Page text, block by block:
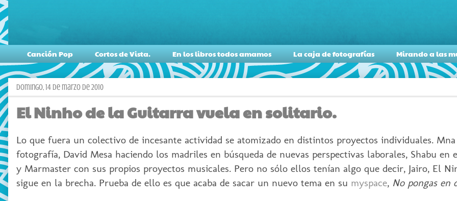
Canción Pop Cortos de Vista. En los libros todos amamos La caja de fotografías Mirando a las
domingo, 14 de marzo de 2010
El Ninho de la Guitarra vuela en solitario.
Lo que fuera un colectivo de incesante actividad se atomizado en distintos proyectos individuales.
fotografía, David Mesa haciendo los madriles en búsqueda de nuevas perspectivas laborales, Shabu en
y Marmaster con sus propios proyectos musicales. Pero no sólo ellos tenían algo que decir, Jairo, El
sigue en la brecha. Prueba de ello es que acaba de sacar un nuevo tema en su myspace, No pongas en